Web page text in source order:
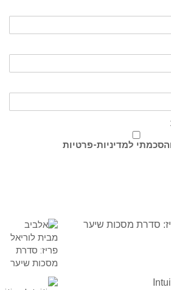
למדיניות-פרטיות
סדרת מסכות שיער